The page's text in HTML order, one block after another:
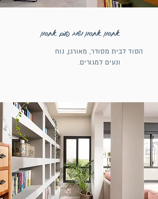
אחסון אחסון ושוב פעם אחסון
הסוד לבית מסודר, מאורגן, נוח
ונעים למגורים.